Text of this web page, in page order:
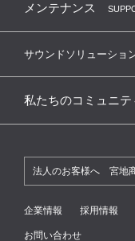
メンテナンス
サウンドソリューショ
私たちのコミュニテ
法人のお客様へ 宮地
企業情報 採用情報
お問い合わせ